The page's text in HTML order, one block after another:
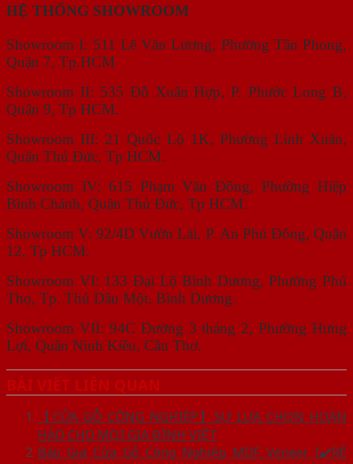
HỆ THỐNG SHOWROOM
Showroom I: 511 Lê Văn Lương, Phường Tân Phong,
Quận 7, Tp.HCM
Showroom II: 535 Đỗ Xuân Hợp, P. Phước Long B,
Quận 9, Tp HCM.
Showroom III: 21 Quốc Lộ 1K, Phường Linh Xuân,
Quận Thủ Đức, Tp HCM.
Showroom IV: 615 Phạm Văn Đồng, Phường Hiệp
Bình Chánh, Quận Thủ Đức, Tp HCM.
Showroom V: 92/4D Vườn Lài, P. An Phú Đông, Quận
12, Tp HCM.
Showroom VI: 133 Đại Lộ Bình Dương, Phường Phú
Thọ, Tp. Thủ Dầu Một, Bình Dương.
Showroom VII: 94C Đường 3 tháng 2, Phường Hưng
Lợi, Quận Ninh Kiều, Cần Thơ.
BÀI VIẾT LIÊN QUAN
【CỬA GỖ CÔNG NGHIỆP】SỰ LỰA CHỌN HOÀN
HẢO CHO MỌI GIA ĐÌNH VIỆT
Báo Giá Cửa Gỗ Công Nghiệp MDF Veneer [✔️RẺ